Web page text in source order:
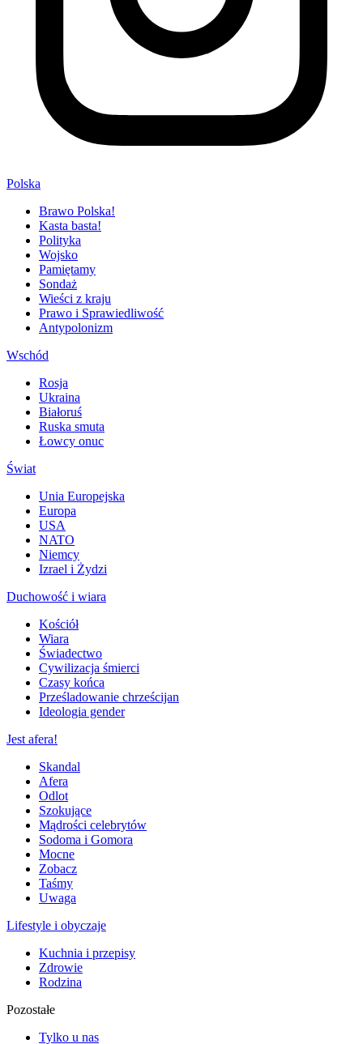
Polska
Brawo Polska!
Kasta basta!
Polityka
Wojsko
Pamiętamy
Sondaż
Wieści z kraju
Prawo i Sprawiedliwość
Antypolonizm
Wschód
Rosja
Ukraina
Białoruś
Ruska smuta
Łowcy onuc
Świat
Unia Europejska
Europa
USA
NATO
Niemcy
Izrael i Żydzi
Duchowość i wiara
Kościół
Wiara
Świadectwo
Cywilizacja śmierci
Czasy końca
Prześladowanie chrześcijan
Ideologia gender
Jest afera!
Skandal
Afera
Odlot
Szokujące
Mądrości celebrytów
Sodoma i Gomora
Mocne
Zobacz
Taśmy
Uwaga
Lifestyle i obyczaje
Kuchnia i przepisy
Zdrowie
Rodzina
Pozostałe
Tylko u nas